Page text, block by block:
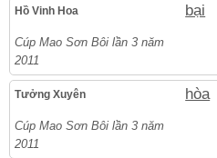
Hồ Vinh Hoa bại
Cúp Mao Sơn Bôi lần 3 năm
2011
Tưởng Xuyên hòa
Cúp Mao Sơn Bôi lần 3 năm
2011